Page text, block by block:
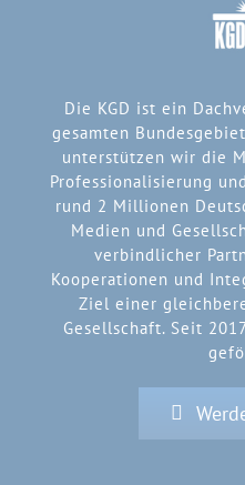
Die KGD ist ein
gesamten
unterstützen wir die
Professionalisierung
rund 2 Millionen
Medien und
verbindlicher
Kooperationen und
Ziel einer
Gesellschaft. Seit